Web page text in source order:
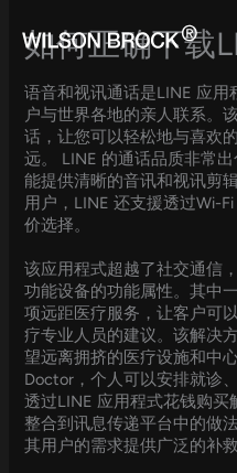
content
如何正确下载
语音和视讯通话是LINE 应
户与世界各地的亲人联系。
话，让您可以轻松地与喜欢
远。 LINE 的通话品质非常
能提供清晰的音讯和视讯剪
用户，LINE 还支援透过Wi-
价选择。
该应用程式超越了社交通信
功能设备的功能属性。其中
项远距医疗服务，让客户可
疗专业人员的建议。该解决
望远离拥挤的医疗设施和中
Doctor，个人可以安排就诊
透过LINE 应用程式花钱购
整合到讯息传递平台中的做
其用户的需求提供广泛的补救